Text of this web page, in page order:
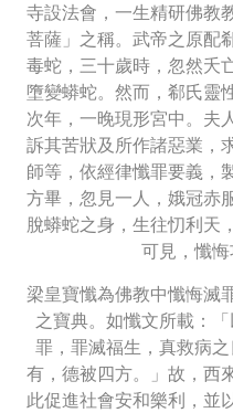
寺設法會，一生精研佛教
菩薩」之稱。武帝之原配
毒蛇，三十歲時，忽然夭
墮變蟒蛇。然而，郗氏靈
次年，一晚現形宮中。夫
訴其苦狀及所作諸惡業，
師等，依經律懺罪要義，
方畢，忽見一人，娥冠赤
脫蟒蛇之身，生往忉利天
可見，懺悔
梁皇寶懺為佛教中懺悔滅
之寶典。如懺文所載：
罪，罪滅福生，真救病
有，德被四方。」故，西
此促進社會安和樂利，並